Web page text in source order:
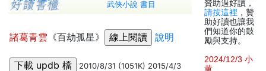
武俠小說 書目
諸葛青雲 《百劫孤星》 說明
2010/8/31 (1051K) 2015/4/3
贊助過好讀，
請按這裡 ，贊
助好讀也讓我
們知道你的鼓
勵與支持。
2024/12/3 小
黄